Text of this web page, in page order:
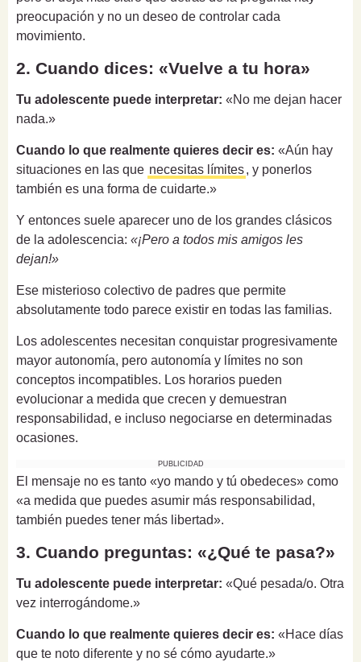
preocupación y no un deseo de controlar cada
movimiento.
2. Cuando dices: «Vuelve a tu hora»
Tu adolescente puede interpretar: «No me dejan hacer
nada.»
Cuando lo que realmente quieres decir es: «Aún hay
situaciones en las que necesitas límites, y ponerlos
también es una forma de cuidarte.»
Y entonces suele aparecer uno de los grandes clásicos
de la adolescencia: «¡Pero a todos mis amigos les
dejan!»
Ese misterioso colectivo de padres que permite
absolutamente todo parece existir en todas las familias.
Los adolescentes necesitan conquistar progresivamente
mayor autonomía, pero autonomía y límites no son
conceptos incompatibles. Los horarios pueden
evolucionar a medida que crecen y demuestran
responsabilidad, e incluso negociarse en determinadas
ocasiones.
PUBLICIDAD
El mensaje no es tanto «yo mando y tú obedeces» como
«a medida que puedes asumir más responsabilidad,
también puedes tener más libertad».
3. Cuando preguntas: «¿Qué te pasa?»
Tu adolescente puede interpretar: «Qué pesada/o. Otra
vez interrogándome.»
Cuando lo que realmente quieres decir es: «Hace días
que te noto diferente y no sé cómo ayudarte.»